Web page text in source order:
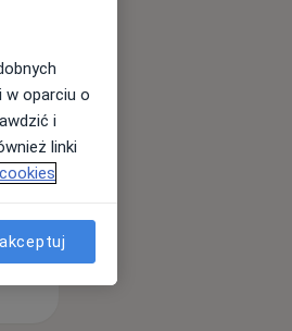
w oparciu o
i
linki